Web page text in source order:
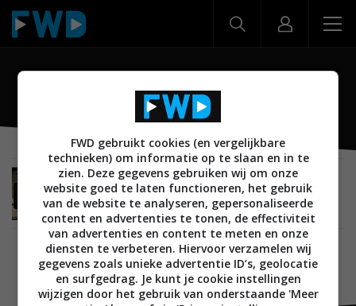
PS Audio Aspen
REVIEWS HIGH END 29 DECEMBER 2022
Review: PS Audio aspen FR30 – Een beleving op
een ander niveau
FWD gebruikt cookies (en vergelijkbare
technieken) om informatie op te slaan en in te
zien. Deze gegevens gebruiken wij om onze
website goed te laten functioneren, het gebruik
van de website te analyseren, gepersonaliseerde
content en advertenties te tonen, de effectiviteit
van advertenties en content te meten en onze
diensten te verbeteren. Hiervoor verzamelen wij
gegevens zoals unieke advertentie ID’s, geolocatie
en surfgedrag. Je kunt je cookie instellingen
wijzigen door het gebruik van onderstaande 'Meer